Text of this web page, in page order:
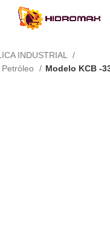
INDUSTRIAL
Modelo KCB -